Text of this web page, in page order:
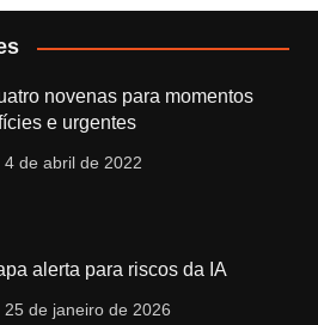
novenas para momentos
e urgentes
4 de abril de 2022
alerta para riscos da IA
25 de janeiro de 2026